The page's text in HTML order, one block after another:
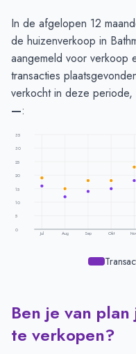
In de afgelopen 12
de huizenverkoop in
aangemeld voor verkoop
transacties
verkocht in deze
—:
35
30
25
20
15
10
5
0
Jul Aug Sep Okt
Transacties en
Maand
Juli
16
Ben je van
te verkopen?